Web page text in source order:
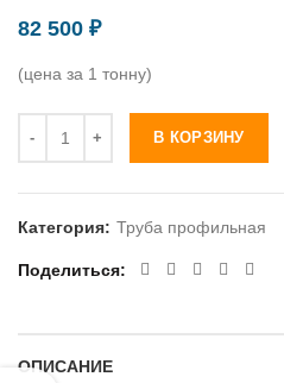
82 500 ₽
(цена за 1 тонну)
В КОРЗИНУ
Категория: Труба профильная
Поделиться
ОПИСАНИЕ